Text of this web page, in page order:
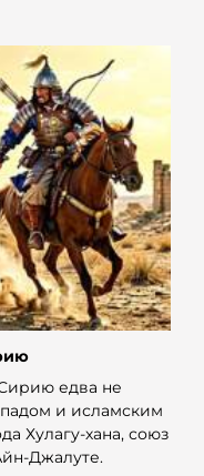
едва не
и исламским
Хулагу-хана, союз
Джалуте.